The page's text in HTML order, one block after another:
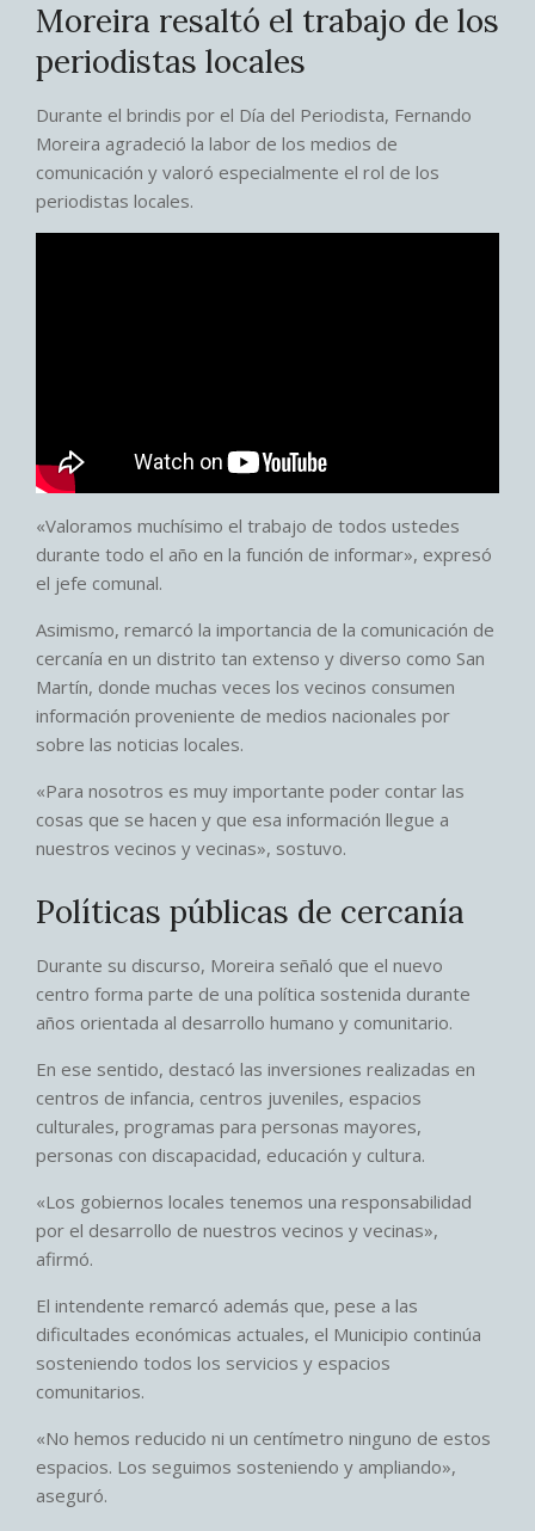
Moreira resaltó el trabajo de los
periodistas locales
Durante el brindis por el Día del Periodista, Fernando
Moreira agradeció la labor de los medios de
comunicación y valoró especialmente el rol de los
periodistas locales.
«Valoramos muchísimo el trabajo de todos ustedes
durante todo el año en la función de informar», expresó
el jefe comunal.
Asimismo, remarcó la importancia de la comunicación de
cercanía en un distrito tan extenso y diverso como San
Martín, donde muchas veces los vecinos consumen
información proveniente de medios nacionales por
sobre las noticias locales.
«Para nosotros es muy importante poder contar las
cosas que se hacen y que esa información llegue a
nuestros vecinos y vecinas», sostuvo.
Políticas públicas de cercanía
Durante su discurso, Moreira señaló que el nuevo
centro forma parte de una política sostenida durante
años orientada al desarrollo humano y comunitario.
En ese sentido, destacó las inversiones realizadas en
centros de infancia, centros juveniles, espacios
culturales, programas para personas mayores,
personas con discapacidad, educación y cultura.
«Los gobiernos locales tenemos una responsabilidad
por el desarrollo de nuestros vecinos y vecinas»,
afirmó.
El intendente remarcó además que, pese a las
dificultades económicas actuales, el Municipio continúa
sosteniendo todos los servicios y espacios
comunitarios.
«No hemos reducido ni un centímetro ninguno de estos
espacios. Los seguimos sosteniendo y ampliando»,
aseguró.